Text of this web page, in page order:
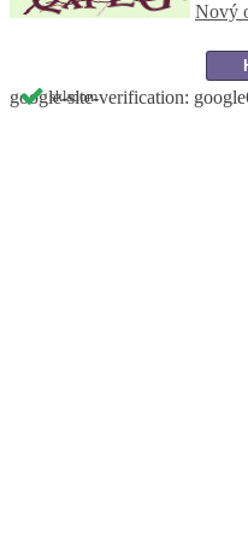
skladom
Nový
google-site-verification: